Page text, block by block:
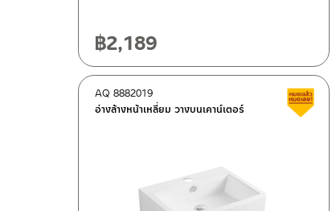
฿2,189
อ่างล้างหน้าเหลี่ยม วางบนเคาน์เตอร์
AQ 8882019